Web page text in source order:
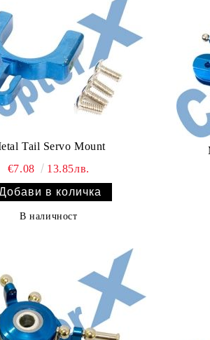
Tail Servo Mount
€7.08
13.85лв.
В наличност